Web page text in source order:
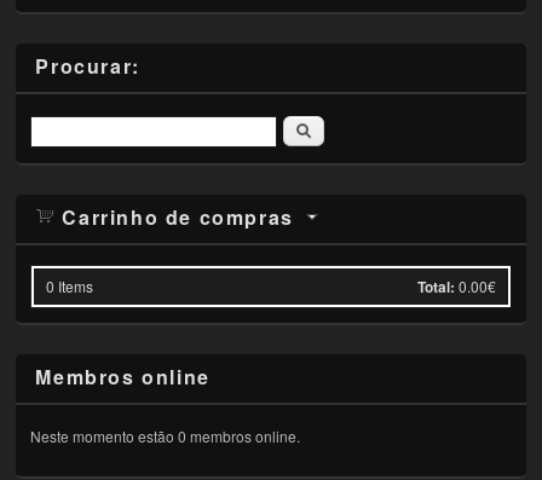
Procurar:
Pesquisar
Carrinho de compras
0 Items Total: 0.00€
Membros online
Neste momento estão 0 membros online.